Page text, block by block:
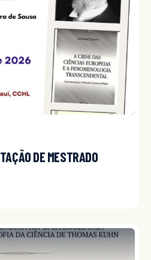
DE MESTRADO